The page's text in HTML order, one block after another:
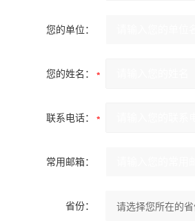
您的单位：
您的姓名：
联系电话：
常用邮箱：
省份：